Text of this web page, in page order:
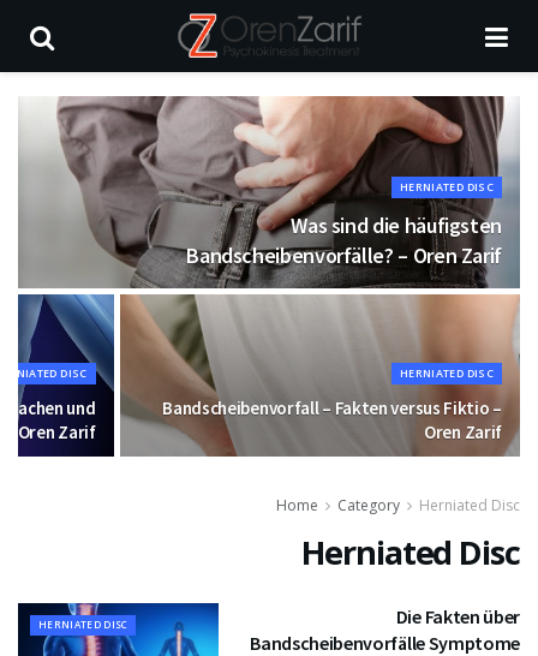
HERNIATED DISC
Was sind die häufigsten
Bandscheibenvorfälle? – Oren Zarif
HERNIATED DISC
Bandscheibenvorfall – Fakten versus Fiktio –
Oren Zarif
DISC
und
Oren Zarif
Home Category Herniated Disc
Herniated Disc
HERNIATED DISC
Die Fakten über
Bandscheibenvorfälle Symptome